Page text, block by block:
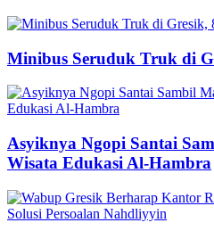
Minibus Seruduk Truk di
Asyiknya Ngopi Santai
Wisata Edukasi Al-Hambra